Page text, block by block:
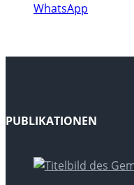
WhatsApp
PUBLIKATIONEN